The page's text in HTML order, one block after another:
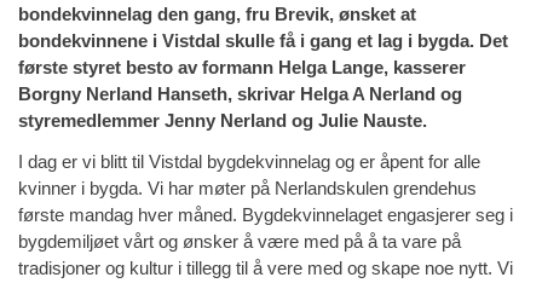
bondekvinnelag den gang, fru Brevik, ønsket at
bondekvinnene i Vistdal skulle få i gang et lag i bygda. Det
første styret besto av formann Helga Lange, kasserer
Borgny Nerland Hanseth, skrivar Helga A Nerland og
styremedlemmer Jenny Nerland og Julie Nauste.
I dag er vi blitt til Vistdal bygdekvinnelag og er åpent for alle
kvinner i bygda. Vi har møter på Nerlandskulen grendehus
første mandag hver måned. Bygdekvinnelaget engasjerer seg i
bygdemiljøet vårt og ønsker å være med på å ta vare på
tradisjoner og kultur i tillegg til å vere med og skape noe nytt. Vi